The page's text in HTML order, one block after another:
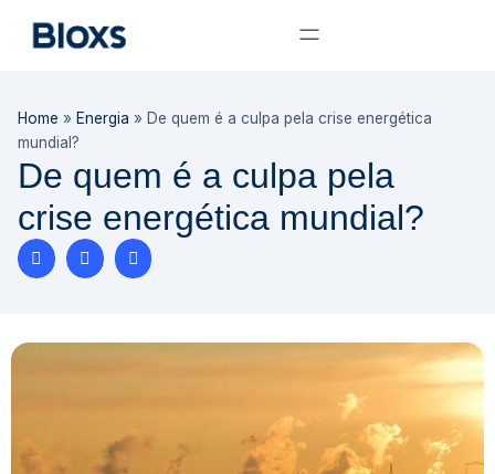
Home » Energia » De quem é a culpa pela crise energética
mundial?
De quem é a culpa pela
crise energética mundial?